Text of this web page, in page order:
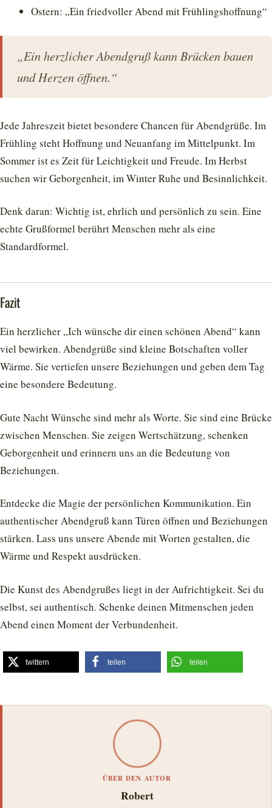
Ostern: „Ein friedvoller Abend mit Frühlingshoffnung“
„Ein herzlicher Abendgruß kann Brücken bauen
und Herzen öffnen.“
Jede Jahreszeit bietet besondere Chancen für Abendgrüße. Im
Frühling steht Hoffnung und Neuanfang im Mittelpunkt. Im
Sommer ist es Zeit für Leichtigkeit und Freude. Im Herbst
suchen wir Geborgenheit, im Winter Ruhe und Besinnlichkeit.
Denk daran: Wichtig ist, ehrlich und persönlich zu sein. Eine
echte Grußformel berührt Menschen mehr als eine
Standardformel.
Fazit
Ein herzlicher „Ich wünsche dir einen schönen Abend“ kann
viel bewirken. Abendgrüße sind kleine Botschaften voller
Wärme. Sie vertiefen unsere Beziehungen und geben dem Tag
eine besondere Bedeutung.
Gute Nacht Wünsche sind mehr als Worte. Sie sind eine Brücke
zwischen Menschen. Sie zeigen Wertschätzung, schenken
Geborgenheit und erinnern uns an die Bedeutung von
Beziehungen.
Entdecke die Magie der persönlichen Kommunikation. Ein
authentischer Abendgruß kann Türen öffnen und Beziehungen
stärken. Lass uns unsere Abende mit Worten gestalten, die
Wärme und Respekt ausdrücken.
Die Kunst des Abendgrußes liegt in der Aufrichtigkeit. Sei du
selbst, sei authentisch. Schenke deinen Mitmenschen jeden
Abend einen Moment der Verbundenheit.
twittern teilen teilen
ÜBER DEN AUTOR
Robert